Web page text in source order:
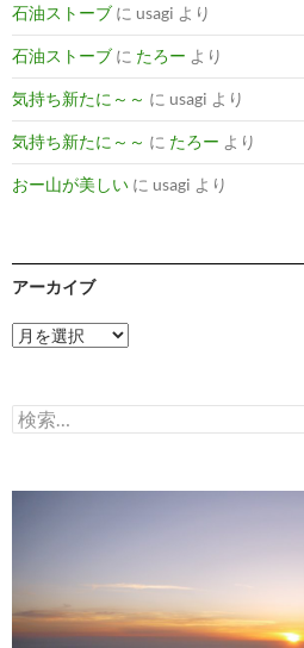
石油ストーブ に usagi より
石油ストーブ に たろー より
気持ち新たに～～ に usagi より
気持ち新たに～～ に たろー より
おー山が美しい に usagi より
アーカイブ
ア
ー
ブ
検
索: